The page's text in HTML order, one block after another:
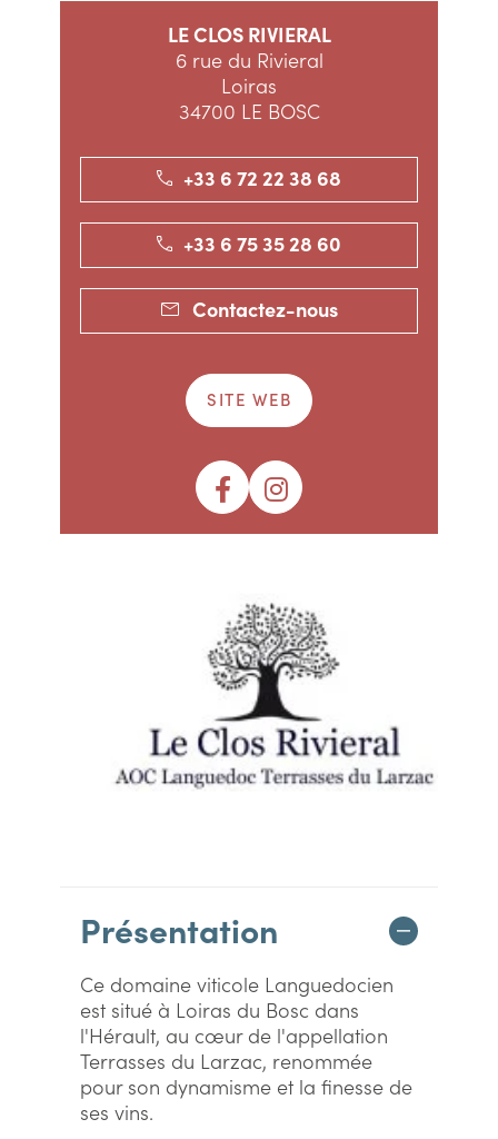
LE CLOS RIVIERAL
6 rue du Rivieral
Loiras
34700 LE BOSC
+33 6 72 22 38 68
+33 6 75 35 28 60
Contactez-nous
SITE WEB
Présentation
Ce domaine viticole Languedocien
est situé à Loiras du Bosc dans
l'Hérault, au cœur de l'appellation
Terrasses du Larzac, renommée
pour son dynamisme et la finesse de
ses vins.